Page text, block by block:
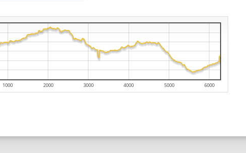
1000 2000 3000 4000 5000 6000